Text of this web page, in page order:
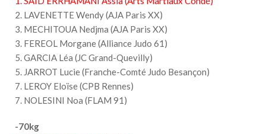
2. LAVENETTE Wendy (AJA Paris XX)
3. MECHITOUA Nedjma (AJA Paris XX)
3. FEREOL Morgane (Alliance Judo 61)
5. GARCIA Léa (JC Grand-Quevilly)
5. JARROT Lucie (Franche-Comté Judo Besançon)
7. LEROY Eloïse (CPB Rennes)
7. NOLESINI Noa (FLAM 91)
-70kg